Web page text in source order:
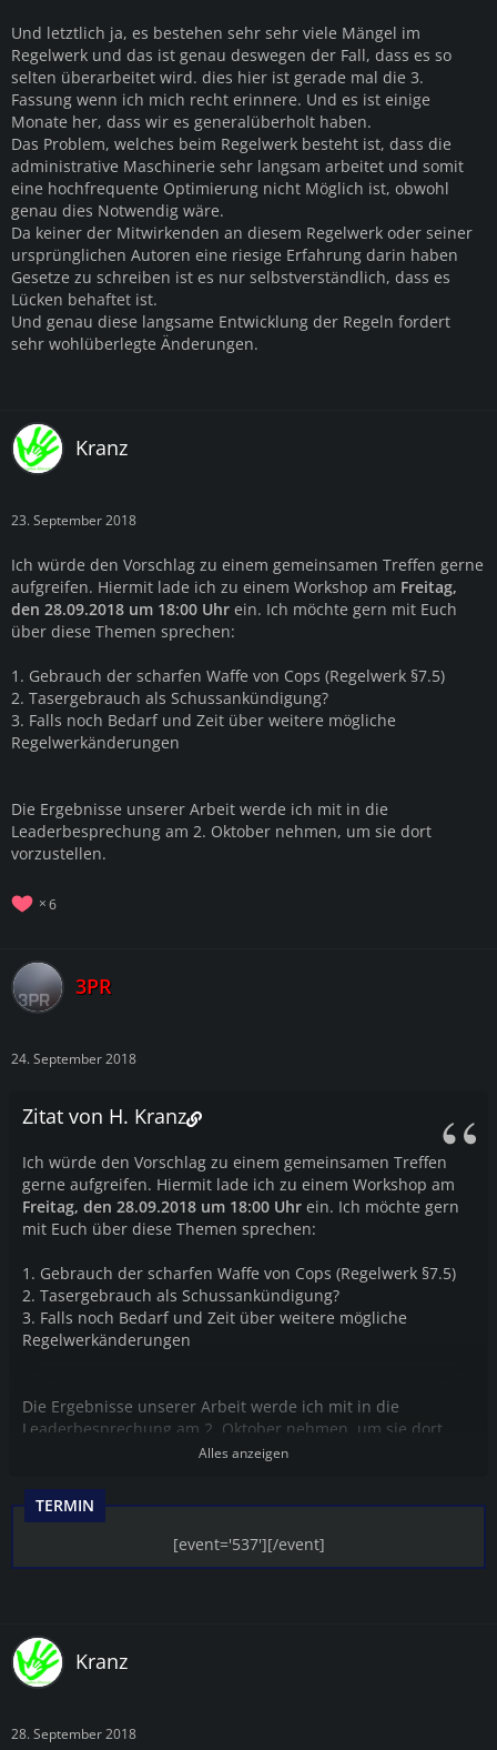
Und letztlich ja, es bestehen sehr sehr viele Mängel im
Regelwerk und das ist genau deswegen der Fall, dass es so
selten überarbeitet wird. dies hier ist gerade mal die 3.
Fassung wenn ich mich recht erinnere. Und es ist einige
Monate her, dass wir es generalüberholt haben.
Das Problem, welches beim Regelwerk besteht ist, dass die
administrative Maschinerie sehr langsam arbeitet und somit
eine hochfrequente Optimierung nicht Möglich ist, obwohl
genau dies Notwendig wäre.
Da keiner der Mitwirkenden an diesem Regelwerk oder seiner
ursprünglichen Autoren eine riesige Erfahrung darin haben
Gesetze zu schreiben ist es nur selbstverständlich, dass es
Lücken behaftet ist.
Und genau diese langsame Entwicklung der Regeln fordert
sehr wohlüberlegte Änderungen.
Kranz
23. September 2018
Ich würde den Vorschlag zu einem gemeinsamen Treffen gerne
aufgreifen. Hiermit lade ich zu einem Workshop am Freitag,
den 28.09.2018 um 18:00 Uhr ein. Ich möchte gern mit Euch
über diese Themen sprechen:
1. Gebrauch der scharfen Waffe von Cops (Regelwerk §7.5)
2. Tasergebrauch als Schussankündigung?
3. Falls noch Bedarf und Zeit über weitere mögliche
Regelwerkänderungen
Die Ergebnisse unserer Arbeit werde ich mit in die
Leaderbesprechung am 2. Oktober nehmen, um sie dort
vorzustellen.
6
3PR
24. September 2018
Zitat von H. Kranz
Ich würde den Vorschlag zu einem gemeinsamen Treffen
gerne aufgreifen. Hiermit lade ich zu einem Workshop am
Freitag, den 28.09.2018 um 18:00 Uhr ein. Ich möchte gern
mit Euch über diese Themen sprechen:
1. Gebrauch der scharfen Waffe von Cops (Regelwerk §7.5)
2. Tasergebrauch als Schussankündigung?
3. Falls noch Bedarf und Zeit über weitere mögliche
Regelwerkänderungen
Die Ergebnisse unserer Arbeit werde ich mit in die
Leaderbesprechung am 2. Oktober nehmen, um sie dort
Alles anzeigen
TERMIN
[event='537'][/event]
Kranz
28. September 2018